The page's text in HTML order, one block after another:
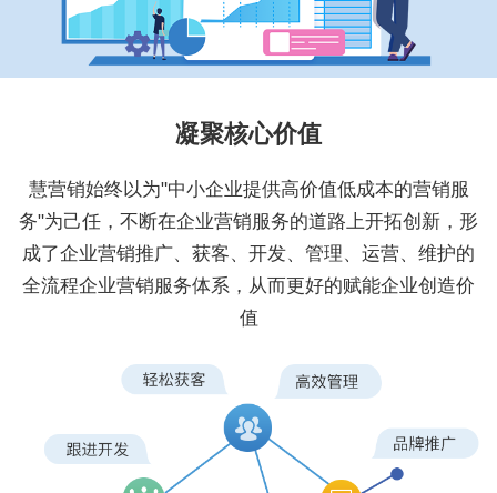
凝聚核心价值
慧营销始终以为"中小企业提供高价值低成本的营销服
务"为己任，不断在企业营销服务的道路上开拓创新，形
成了企业营销推广、获客、开发、管理、运营、维护的
全流程企业营销服务体系，从而更好的赋能企业创造价
值